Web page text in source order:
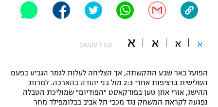
"מחצית בשכונה" – פודקאסט
משתתפים וזוכים בפרסים
תקנון משתתפים וזוכים בפרסים
תקנון עבור פעילות אלקטרה
טניס
אופניים
ספורט מוטורי
פוטבול אמריקאי NFL
א א א א (גודל טקסט)
הפועל באר שבע התקשתה, אך הצליחה לעלות לגמר הגביע בפעם
השלישית ברציפות אחרי 2:3 מול בני יהודה בהארכה. למרות
ההישג, אורי אוזן טען בפודקאסט "הפודיום" שמוליכת הטבלה
נפגעה לקראת המשחק נגד מכבי תל אביב בבלומפילד מחר